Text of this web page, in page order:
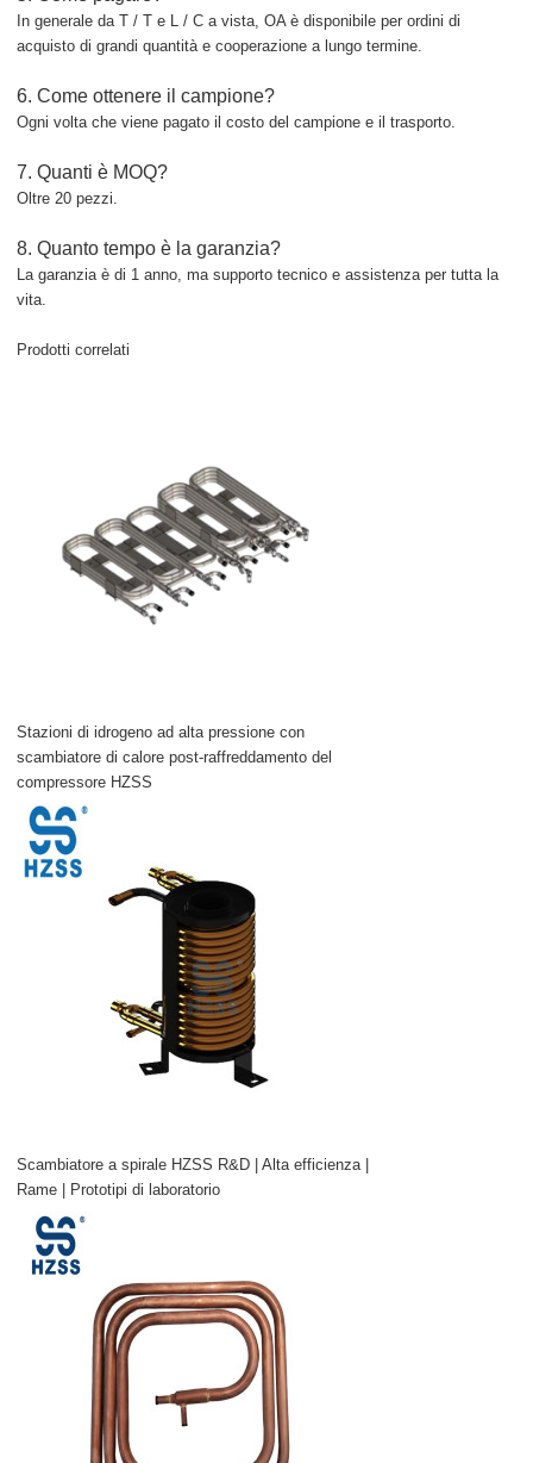
In generale da T / T e L / C a vista, OA è disponibile per ordini di
acquisto di grandi quantità e cooperazione a lungo termine.
6. Come ottenere il campione?
Ogni volta che viene pagato il costo del campione e il trasporto.
7.Quanti è MOQ?
Oltre 20 pezzi.
8. Quanto tempo è la garanzia?
La garanzia è di 1 anno, ma supporto tecnico e assistenza per tutta la
vita.
Prodotti correlati
Stazioni di idrogeno ad alta pressione con
scambiatore di calore post-raffreddamento del
compressore HZSS
Scambiatore a spirale HZSS R&D | Alta efficienza |
Rame | Prototipi di laboratorio